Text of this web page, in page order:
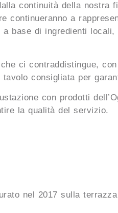
continuità della
continueranno a
base di ingredienti
ci contraddistingue,
consigliata per
con prodotti
la qualità del servizio.
nel 2017 sulla